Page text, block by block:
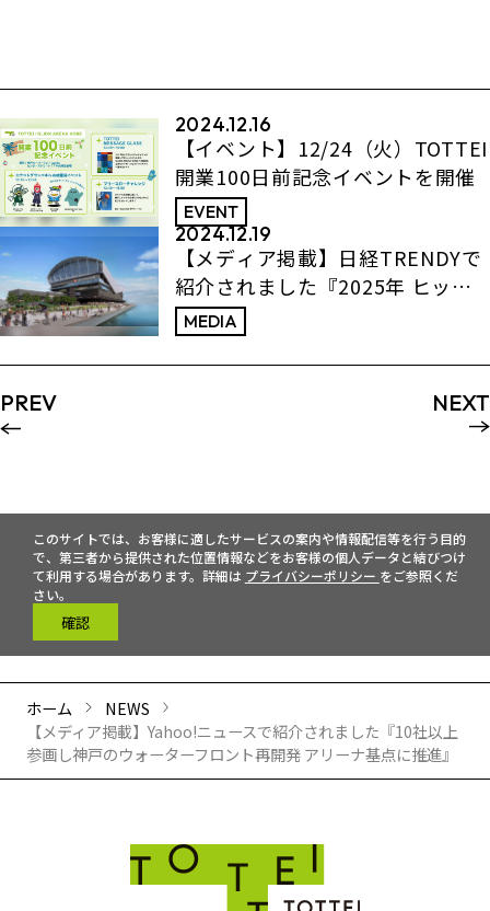
2024.12.16
【イベント】12/24（火）TOTTEI
開業100日前記念イベントを開催
EVENT
2024.12.19
【メディア掲載】日経TRENDYで
紹介されました『2025年 ヒット
予測100』
MEDIA
PREV NEXT
このサイトでは、お客様に適したサービスの案内や情報配信等を行う目的
で、第三者から提供された位置情報などをお客様の個人データと結びつけ
て利用する場合があります。詳細は プライバシーポリシー をご参照くだ
さい。
確認
ホーム
NEWS
【メディア掲載】Yahoo!ニュースで紹介されました『10社以上
参画し神戸のウォーターフロント再開発 アリーナ基点に推進』